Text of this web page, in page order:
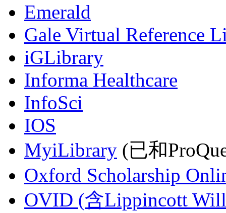
Emerald
Gale Virtual Reference
iGLibrary
Informa Healthcare
InfoSci
IOS
MyiLibrary (已和
Oxford Scholarship
OVID (含Lippincott